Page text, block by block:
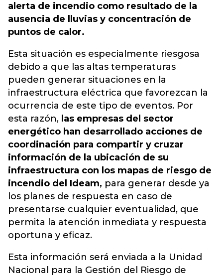
alerta de incendio como resultado de la
ausencia de lluvias y concentración de
puntos de calor.
Esta situación es especialmente riesgosa
debido a que las altas temperaturas
pueden generar situaciones en la
infraestructura eléctrica que favorezcan la
ocurrencia de este tipo de eventos. Por
esta razón, las empresas del sector
energético han desarrollado acciones de
coordinación para compartir y cruzar
información de la ubicación de su
infraestructura con los mapas de riesgo de
incendio del Ideam, para generar desde ya
los planes de respuesta en caso de
presentarse cualquier eventualidad, que
permita la atención inmediata y respuesta
oportuna y eficaz.
Esta información será enviada a la Unidad
Nacional para la Gestión del Riesgo de